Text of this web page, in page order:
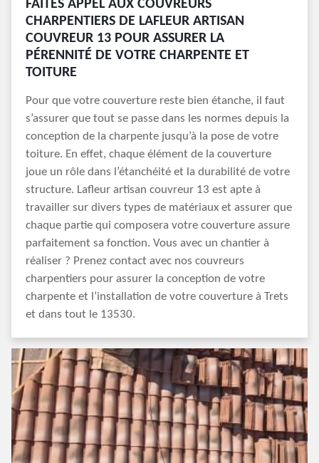
FAITES APPEL AUX COUVREURS
CHARPENTIERS DE LAFLEUR ARTISAN
COUVREUR 13 POUR ASSURER LA
PÉRENNITÉ DE VOTRE CHARPENTE ET
TOITURE
Pour que votre couverture reste bien étanche, il faut
s’assurer que tout se passe dans les normes depuis la
conception de la charpente jusqu’à la pose de votre
toiture. En effet, chaque élément de la couverture
joue un rôle dans l’étanchéité et la durabilité de votre
structure. Lafleur artisan couvreur 13 est apte à
travailler sur divers types de matériaux et assurer que
chaque partie qui composera votre couverture assure
parfaitement sa fonction. Vous avec un chantier à
réaliser ? Prenez contact avec nos couvreurs
charpentiers pour assurer la conception de votre
charpente et l’installation de votre couverture à Trets
et dans tout le 13530.